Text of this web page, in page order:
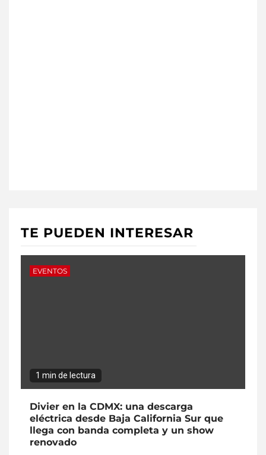
TE PUEDEN INTERESAR
EVENTOS
1 min de lectura
Divier en la CDMX: una descarga
eléctrica desde Baja California Sur que
llega con banda completa y un show
renovado